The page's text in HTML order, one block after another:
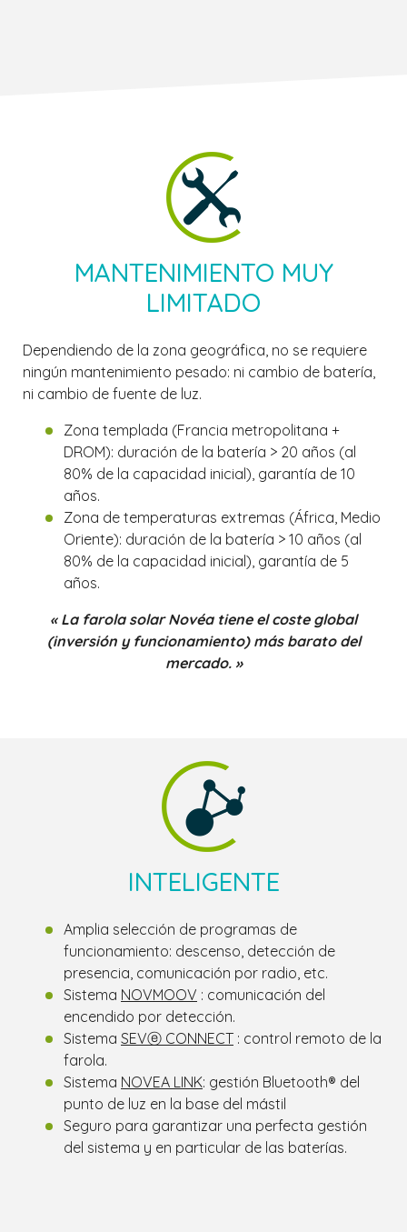
MANTENIMIENTO MUY
LIMITADO
Dependiendo de la zona geográfica, no se requiere
ningún mantenimiento pesado: ni cambio de batería,
ni cambio de fuente de luz.
Zona templada (Francia metropolitana +
DROM): duración de la batería > 20 años (al
80% de la capacidad inicial), garantía de 10
años.
Zona de temperaturas extremas (África, Medio
Oriente): duración de la batería > 10 años (al
80% de la capacidad inicial), garantía de 5
años.
« La farola solar Novéa tiene el coste global
(inversión y funcionamiento) más barato del
mercado. »
INTELIGENTE
Amplia selección de programas de
funcionamiento: descenso, detección de
presencia, comunicación por radio, etc.
Sistema NOVMOOV : comunicación del
encendido por detección.
Sistema SEVⓔ CONNECT : control remoto de la
farola.
Sistema NOVEA LINK: gestión Bluetooth® del
punto de luz en la base del mástil
Seguro para garantizar una perfecta gestión
del sistema y en particular de las baterías.